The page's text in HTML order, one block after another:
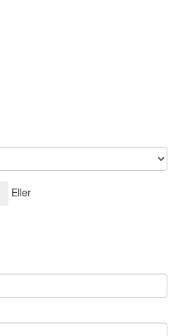
Eller